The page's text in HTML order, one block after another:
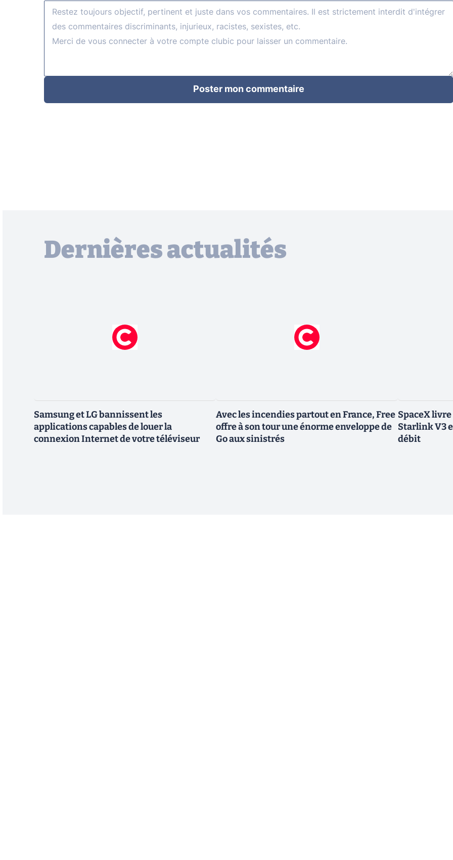
Poster mon commentaire
Dernières actualités
Samsung et LG bannissent les
applications capables de louer la
connexion Internet de votre téléviseur
Avec les incendies partout en France, Free
offre à son tour une énorme enveloppe de
Go aux sinistrés
SpaceX
Starlink V3
débit